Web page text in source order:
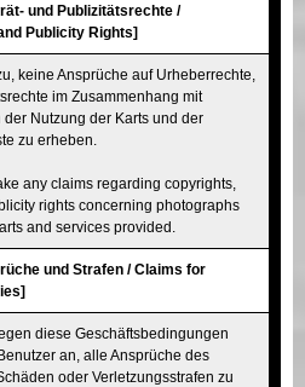
und Publizitätsrechte /
Publicity Rights]
keine Ansprüche auf Urheberrechte,
im Zusammenhang mit
Nutzung der Karts und der
zu erheben.
any claims regarding copyrights,
rights concerning photographs
and services provided.
und Strafen / Claims for
diese Geschäftsbedingungen
an, alle Ansprüche des
oder Verletzungsstrafen zu